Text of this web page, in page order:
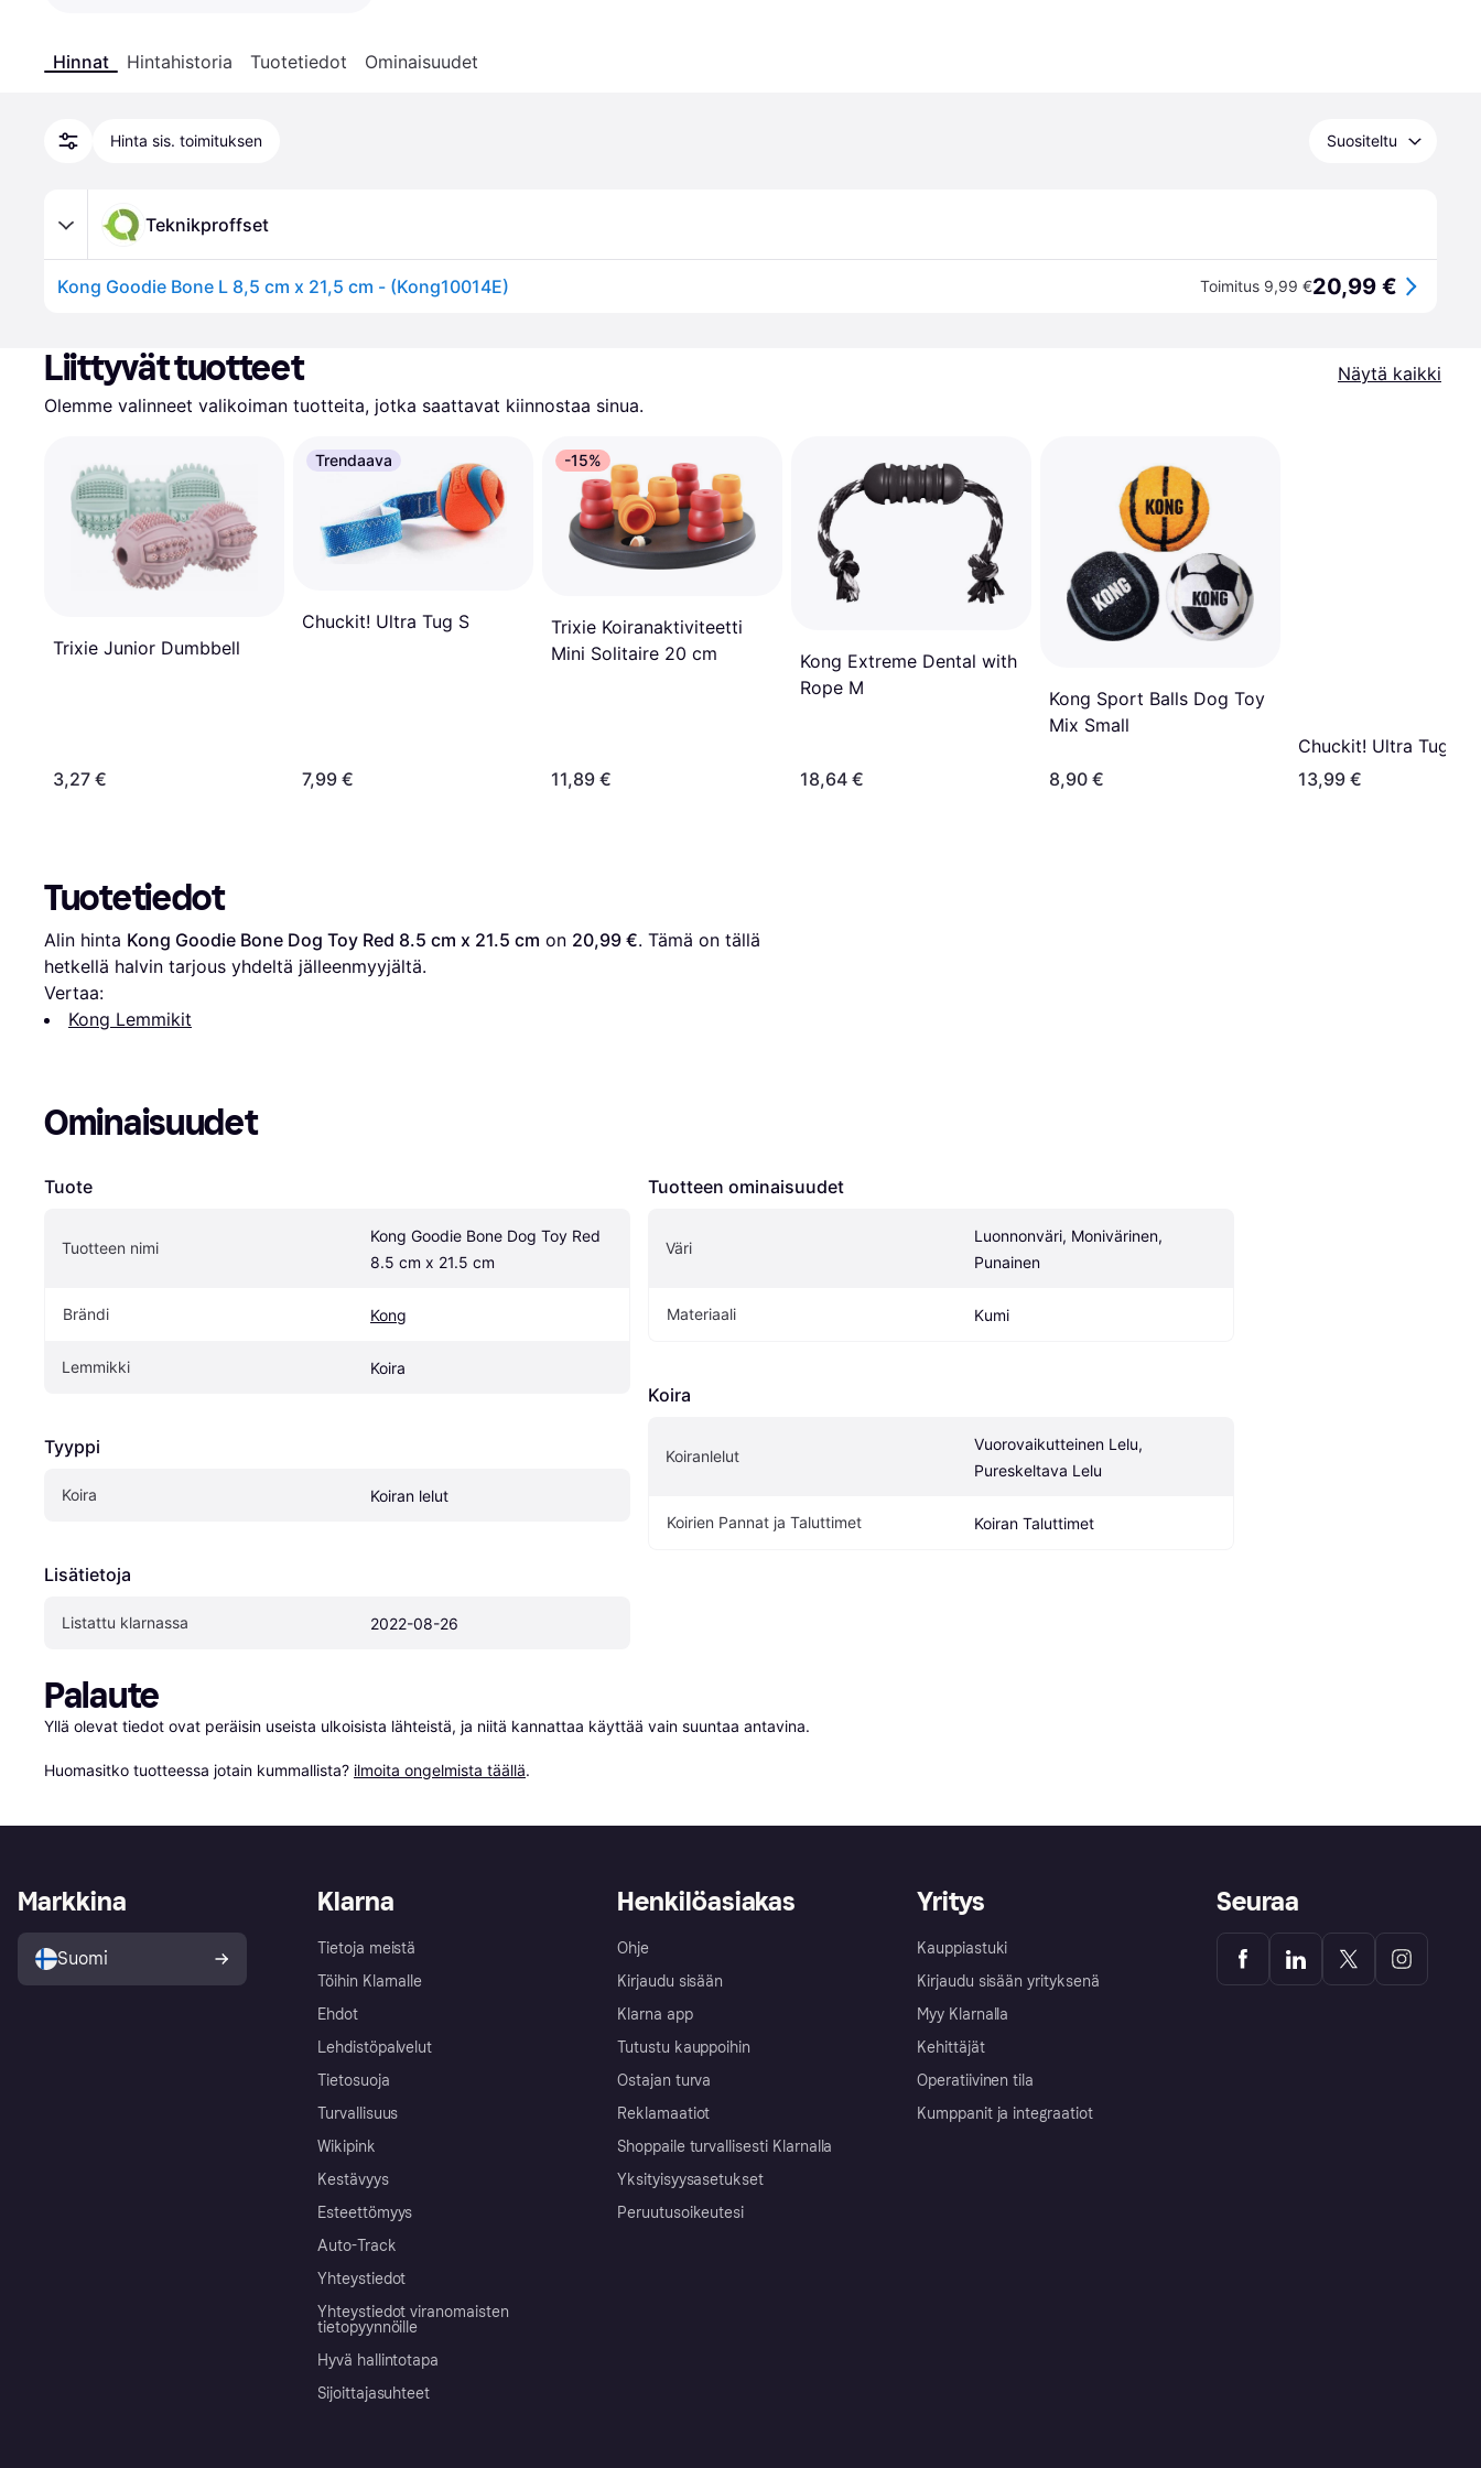
Hinnat Hintahistoria Tuotetiedot Ominaisuudet
Hinta sis. toimituksen Suositeltu
Teknikproffset
Kong Goodie Bone L 8,5 cm x 21,5 cm - (Kong10014E) Toimitus 9,99 €20,99 €
Liittyvät tuotteet
Näytä kaikki
Olemme valinneet valikoiman tuotteita, jotka saattavat kiinnostaa sinua.
Trixie Junior Dumbbell
3,27 €
Trendaava
Chuckit! Ultra Tug S
7,99 €
-15%
Trixie Koiranaktiviteetti
Mini Solitaire 20 cm
11,89 €
Kong Extreme Dental with
Rope M
18,64 €
Kong Sport Balls Dog Toy
Mix Small
8,90 €
Chuckit! Ultra Tug L
13,99 €
Tuotetiedot
Alin hinta Kong Goodie Bone Dog Toy Red 8.5 cm x 21.5 cm on 20,99 €. Tämä on tällä
hetkellä halvin tarjous yhdeltä jälleenmyyjältä.
Vertaa:
Kong Lemmikit
Ominaisuudet
Tuote
Tuotteen nimi
Kong Goodie Bone Dog Toy Red
8.5 cm x 21.5 cm
Brändi Kong
Lemmikki Koira
Tyyppi
Koira Koiran lelut
Lisätietoja
Listattu klarnassa 2022-08-26
Tuotteen ominaisuudet
Väri
Luonnonväri, Monivärinen,
Punainen
Materiaali Kumi
Koira
Koiranlelut
Vuorovaikutteinen Lelu,
Pureskeltava Lelu
Koirien Pannat ja Taluttimet Koiran Taluttimet
Palaute
Yllä olevat tiedot ovat peräisin useista ulkoisista lähteistä, ja niitä kannattaa käyttää vain suuntaa antavina.
Huomasitko tuotteessa jotain kummallista? ilmoita ongelmista täällä.
Klarna
Tietoja meistä
Töihin Klarnalle
Ehdot
Lehdistöpalvelut
Tietosuoja
Turvallisuus
Wikipink
Kestävyys
Esteettömyys
Auto-Track
Yhteystiedot
Yhteystiedot viranomaisten
tietopyynnöille
Hyvä hallintotapa
Sijoittajasuhteet
Henkilöasiakas
Ohje
Kirjaudu sisään
Klarna app
Tutustu kauppoihin
Ostajan turva
Reklamaatiot
Shoppaile turvallisesti Klarnalla
Yksityisyysasetukset
Peruutusoikeutesi
Yritys
Kauppiastuki
Kirjaudu sisään yrityksenä
Myy Klarnalla
Kehittäjät
Operatiivinen tila
Kumppanit ja integraatiot
Markkina
Suomi
Seuraa